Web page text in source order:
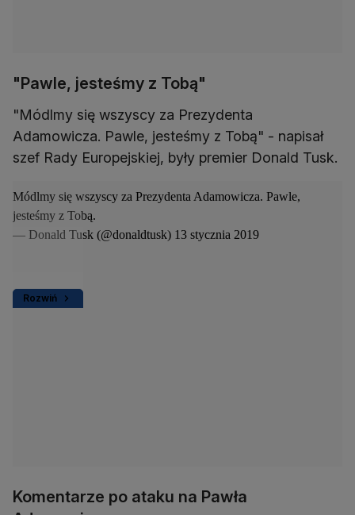
"Pawle, jesteśmy z Tobą"
"Módlmy się wszyscy za Prezydenta
Adamowicza. Pawle, jesteśmy z Tobą" - napisał
szef Rady Europejskiej, były premier Donald Tusk.
Rozwiń
Módlmy się wszyscy za Prezydenta Adamowicza. Pawle,
jesteśmy z Tobą.
— Donald Tusk (@donaldtusk) 13 stycznia 2019
Komentarze po ataku na Pawła